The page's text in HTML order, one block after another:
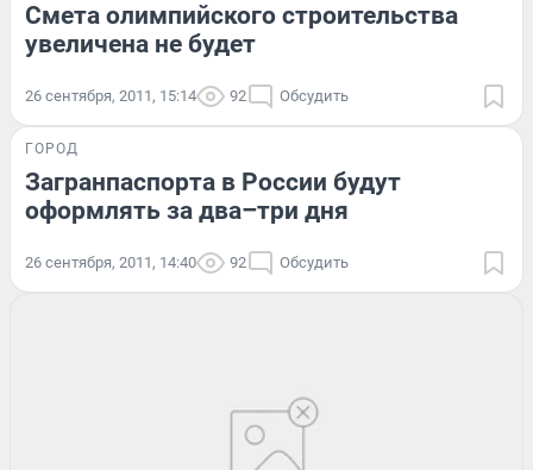
Смета олимпийского строительства
увеличена не будет
26 сентября, 2011, 15:14 92 Обсудить
ГОРОД
Загранпаспорта в России будут
оформлять за два–три дня
26 сентября, 2011, 14:40 92 Обсудить